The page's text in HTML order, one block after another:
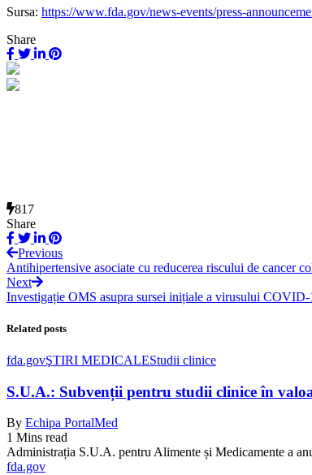
Sursa: https://www.fda.gov/news-events/press-
Share
817
Share
Previous
Antihipertensive asociate cu reducerea riscului de cancer
Next
Investigație OMS asupra sursei inițiale a virusului COVID-
Related posts
fda.govŞTIRI MEDICALEStudii clinice
S.U.A.: Subvenții pentru studii clinice în
By Echipa PortalMed
1 Mins read
Administrația S.U.A. pentru Alimente și Medicamente a
fda.gov